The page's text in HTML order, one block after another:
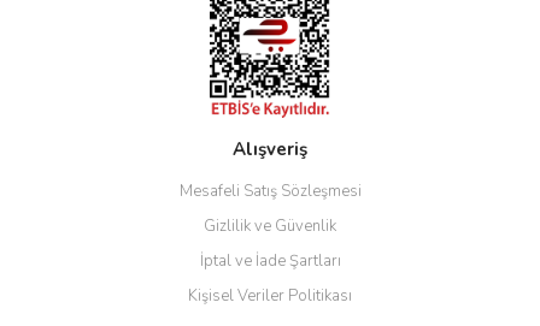
Bu ürüne benzer farklı alternatifler olmalı.
Gönder
Alışveriş
Mesafeli Satış Sözleşmesi
Gizlilik ve Güvenlik
İptal ve İade Şartları
Kişisel Veriler Politikası